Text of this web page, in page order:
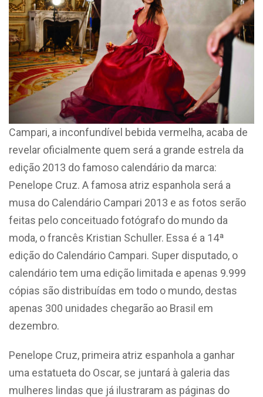
Campari, a inconfundível bebida vermelha, acaba de
revelar oficialmente quem será a grande estrela da
edição 2013 do famoso calendário da marca:
Penelope Cruz. A famosa atriz espanhola será a
musa do Calendário Campari 2013 e as fotos serão
feitas pelo conceituado fotógrafo do mundo da
moda, o francês Kristian Schuller. Essa é a 14ª
edição do Calendário Campari. Super disputado, o
calendário tem uma edição limitada e apenas 9.999
cópias são distribuídas em todo o mundo, destas
apenas 300 unidades chegarão ao Brasil em
dezembro.
Penelope Cruz, primeira atriz espanhola a ganhar
uma estatueta do Oscar, se juntará à galeria das
mulheres lindas que já ilustraram as páginas do